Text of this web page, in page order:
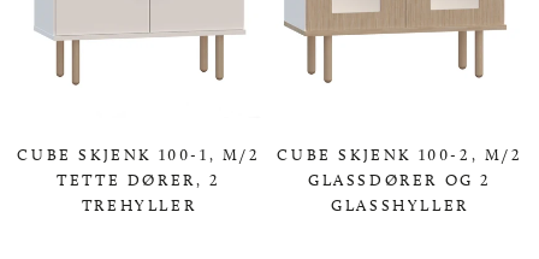
CUBE SKJENK 100-1, M/2
TETTE DØRER, 2
TREHYLLER
CUBE SKJENK 100-2, M/2
GLASSDØRER OG 2
GLASSHYLLER